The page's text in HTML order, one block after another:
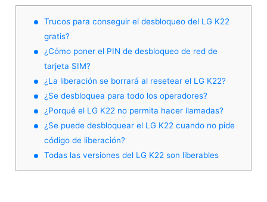
Trucos para conseguir el desbloqueo del LG K22
gratis?
¿Cómo poner el PIN de desbloqueo de red de
tarjeta SIM?
¿La liberación se borrará al resetear el LG K22?
¿Se desbloquea para todo los operadores?
¿Porqué el LG K22 no permita hacer llamadas?
¿Se puede desbloquear el LG K22 cuando no pide
código de liberación?
Todas las versiones del LG K22 son liberables